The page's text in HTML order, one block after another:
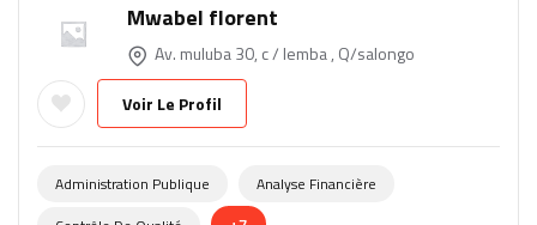
Mwabel florent
Av. muluba 30, c / lemba , Q/salongo
Voir Le Profil
Administration Publique
Analyse Financière